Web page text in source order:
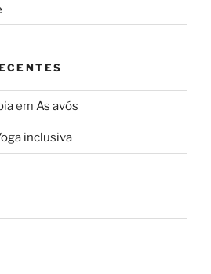
em As avós
inclusiva